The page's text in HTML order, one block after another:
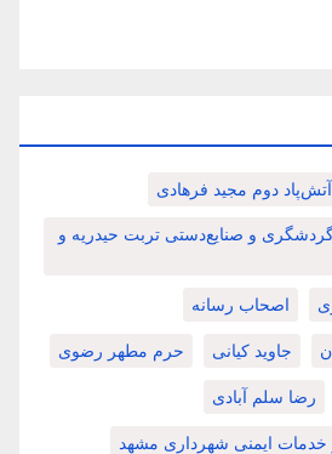
آتش‌پاد دوم مجید فرهادی
و صنایع‌دستی تربت حیدریه و
اصحاب رسانه
جاوید کیانی حرم مطهر رضوی
رضا سلم آبادی
ایمنی شهرداری مشهد